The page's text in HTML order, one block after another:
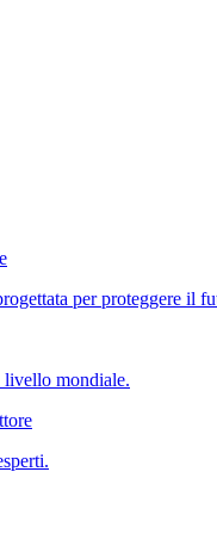
per proteggere il
livello mondiale.